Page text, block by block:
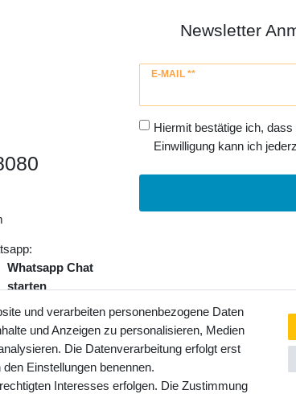
Whatsapp Chat
starten
MwSt. und
Newsletter
E-MAIL **
Newsletter
Hiermit bestätige ich, dass
Einwilligung kann ich
und verarbeiten personenbezogene Daten
und Anzeigen zu personalisieren, Medien
Die Datenverarbeitung erfolgt erst
Einstellungen benennen.
Interesses erfolgen. Die Zustimmung